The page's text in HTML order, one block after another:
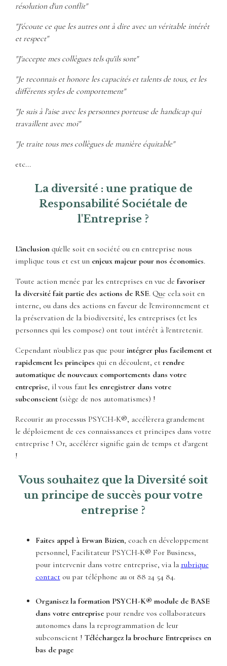
résolution d'un conflit"
"J'écoute ce que les autres ont à dire avec un véritable intérêt
et respect"
"J'accepte mes collègues tels qu'ils sont"
"Je reconnais et honore les capacités et talents de tous, et les
différents styles de comportement"
"Je suis à l'aise avec les personnes porteuse de handicap qui
travaillent avec moi"
"Je traite tous mes collègues de manière équitable"
etc...
La diversité : une pratique de
Responsabilité Sociétale de
l'Entreprise ?
L'inclusionqu'elle soit en société ou en entreprise nous
implique tous et est unenjeux majeur pour nos économies.
Toute action menée par les entreprises en vue de favoriser
la diversité fait partie des actions de RSE. Que cela soit en
interne, ou dans des actions en faveur de l'environnement et
la préservation de la biodiversité, les entreprises (et les
personnes qui les compose) ont tout intérêt à l'entretenir.
Cependant n'oubliez pas que pour intégrer plus facilement et
rapidement les principes qui en découlent, et rendre
automatique de nouveaux comportements dans votre
entreprise, il vous faut les enregistrer dans votre
subconscient(siège de nos automatismes) !
Recourir au processus PSYCH-K®, accélèrera grandement
le déploiement de ces connaissances et principes dans votre
entreprise ! Or, accélérer signifie gain de temps et d'argent
!
Vous souhaitez que la Diversité soit
un principe de succès pour votre
entreprise ?
Faites appel à Erwan Bizien, coach en développement
personnel, Facilitateur PSYCH-K® For Business,
pour intervenir dans votre entreprise, via la rubrique
contactou par téléphone au 01 88 24 54 84.
Organisez la formation PSYCH-K® module de BASE
dans votre entreprise pour rendre vos collaborateurs
autonomes dans la reprogrammation de leur
subconscient ! Téléchargez la brochure Entreprises en
bas de page